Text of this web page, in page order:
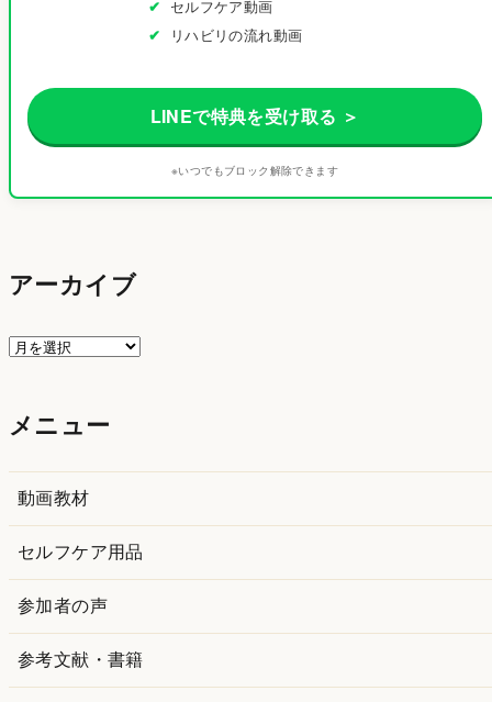
セルフケア動画
リハビリの流れ動画
LINEで特典を受け取る ＞
※いつでもブロック解除できます
アーカイブ
ア
イ
メニュー
動画教材
セルフケア用品
参加者の声
参考文献・書籍